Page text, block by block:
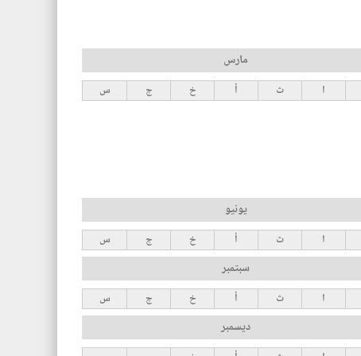
مارس
ا ث أ خ ج س
يونيو
ا ث أ خ ج س
سبتمبر
ا ث أ خ ج س
ديسمبر